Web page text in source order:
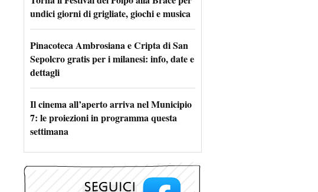
undici giorni di grigliate, giochi e musica
Pinacoteca Ambrosiana e Cripta di San
Sepolcro gratis per i milanesi: info, date e
dettagli
Il cinema all’aperto arriva nel Municipio
7: le proiezioni in programma questa
settimana